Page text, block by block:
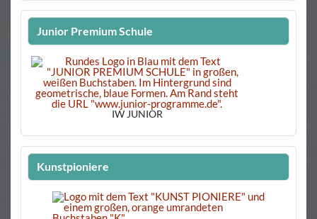
Junior Premium Schule
IW JUNIOR
Kunstpioniere